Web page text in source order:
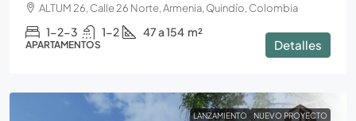
ALTUM 26, Calle 26 Norte, Armenia, Quindío, Colombia
1-2-3 1-2 47 a 154 m²
APARTAMENTOS Detalles
LANZAMIENTO NUEVO PROYECTO